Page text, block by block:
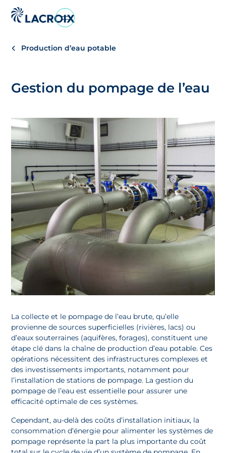
Aller
Aller
pied
Production d’eau potable
Gestion du pompage de l’eau
La collecte et le pompage de l’eau brute, qu’elle
provienne de sources superficielles (rivières, lacs) ou
d’eaux souterraines (aquifères, forages), constituent une
étape clé dans la chaîne de production d’eau potable. Ces
opérations nécessitent des infrastructures complexes et
des investissements importants, notamment pour
l’installation de stations de pompage. La gestion du
pompage de l’eau est essentielle pour assurer une
efficacité optimale de ces systèmes.
Cependant, au-delà des coûts d’installation initiaux, la
consommation d’énergie pour alimenter les systèmes de
pompage représente la part la plus importante du coût